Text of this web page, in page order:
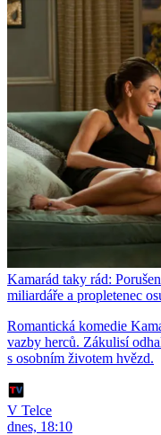
Kamarád taky rád:
miliardáře a propletenec
Romantická komedie
vazby herců. Zákulisí
s osobním životem hvězd.
V Telce
dnes, 18:10